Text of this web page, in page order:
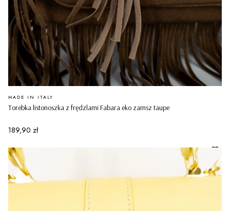
Torebka listonoszka z frędzlami Fabara eko zamsz taupe
PRODUCENT
MADE IN ITALY
Cena
189,90 zł